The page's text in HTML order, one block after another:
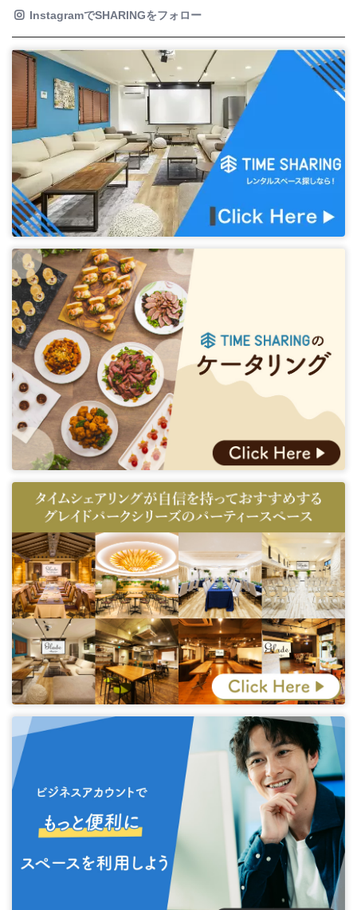
InstagramでSHARINGをフォロー